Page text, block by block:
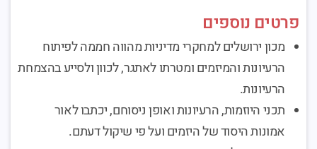
פרטים נוספים
מכון ירושלים למחקרי מדיניות מהווה חממה לפיתוח
הרעיונות והמיזמים ומטרתו לאתגר, לכוון ולסייע בהצמחת
הרעיונות.
תכני היוזמות, הרעיונות ואופן ניסוחם, יכתבו לאור
אמונות היסוד של היזמים ועל פי שיקול דעתם.